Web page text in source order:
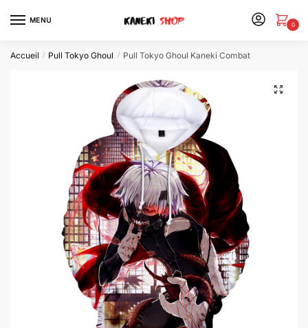
MENU
0
Accueil / Pull Tokyo Ghoul / Pull Tokyo Ghoul Kaneki Combat
🔍